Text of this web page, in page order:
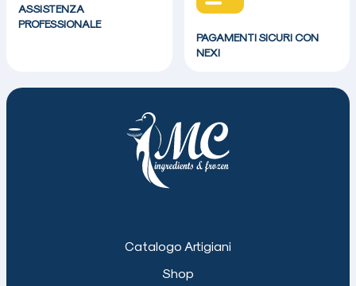
ASSISTENZA
PROFESSIONALE
PAGAMENTI SICURI CON
NEXI
Catalogo Artigiani
Shop